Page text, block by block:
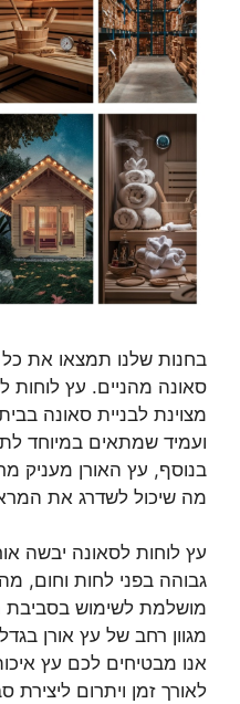
בחנות שלנו תמצאו את כל
סאונה מהניים. עץ לוחות
מצוינת לבניית סאונה
ועמיד שמתאים במיוחד
בנוסף, עץ האורן מעניק
מה שיכול לשדרג את
עץ לוחות לסאונה יבשה
גבוהה בפני לחות וחום,
מושלמת לשימוש בסביבת
מגוון רחב של עץ אורן
אנו מבטיחים לכם עץ
לאורך זמן ויתרום